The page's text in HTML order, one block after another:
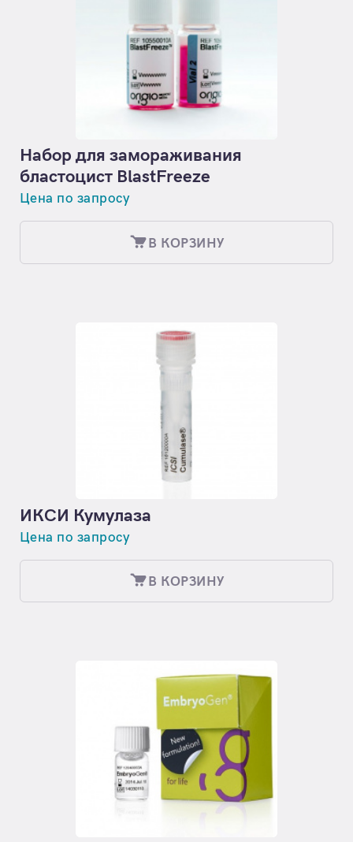
Набор для замораживания
бластоцист BlastFreeze
Цена по запросу
В КОРЗИНУ
ИКСИ Кумулаза
Цена по запросу
В КОРЗИНУ